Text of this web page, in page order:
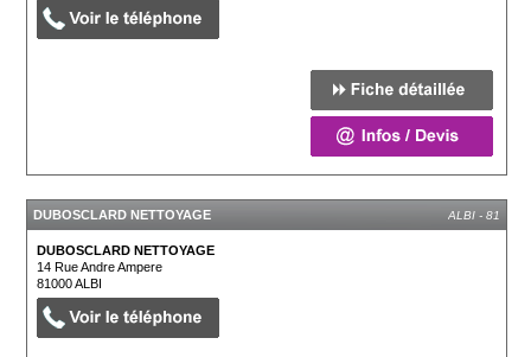
DUBOSCLARD NETTOYAGE ALBI - 81
DUBOSCLARD NETTOYAGE
14 Rue Andre Ampere
81000ALBI